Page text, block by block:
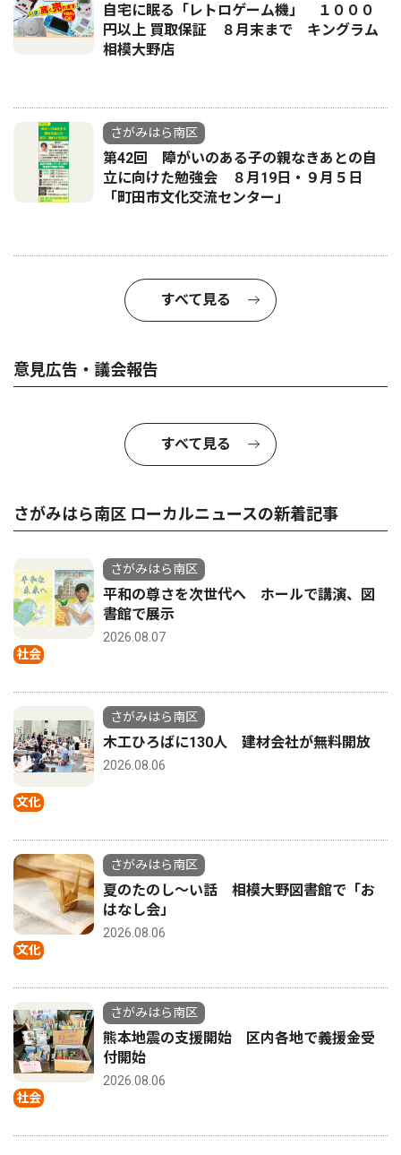
自宅に眠る「レトロゲーム機」 １０００
円以上 買取保証 ８月末まで キングラム
相模大野店
さがみはら南区
第42回 障がいのある子の親なきあとの自
立に向けた勉強会 ８月19日・９月５日
「町田市文化交流センター」
すべて見る
意見広告・議会報告
すべて見る
さがみはら南区 ローカルニュースの新着記事
社会
さがみはら南区
平和の尊さを次世代へ ホールで講演、図
書館で展示
2026.08.07
文化
さがみはら南区
木工ひろばに130人 建材会社が無料開放
2026.08.06
文化
さがみはら南区
夏のたのし〜い話 相模大野図書館で「お
はなし会」
2026.08.06
社会
さがみはら南区
熊本地震の支援開始 区内各地で義援金受
付開始
2026.08.06